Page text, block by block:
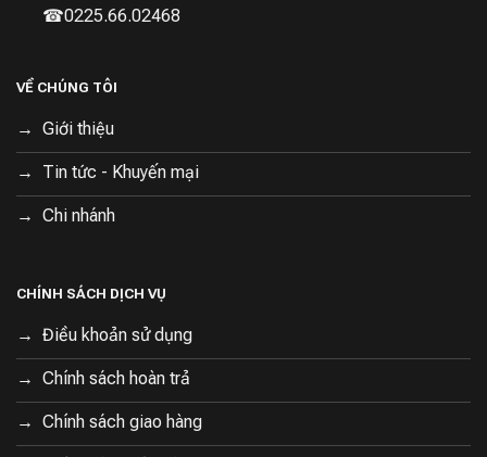
☎0225.66.02468
VỀ CHÚNG TÔI
Giới thiệu
Tin tức - Khuyến mại
Chi nhánh
CHÍNH SÁCH DỊCH VỤ
Điều khoản sử dụng
Chính sách hoàn trả
Chính sách giao hàng